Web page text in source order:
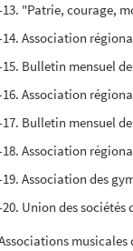
13. "Patrie, courage,
14. Association
15. Bulletin mensuel
16. Association
17. Bulletin mensuel
18. Association
19. Association des
20. Union des
musicales